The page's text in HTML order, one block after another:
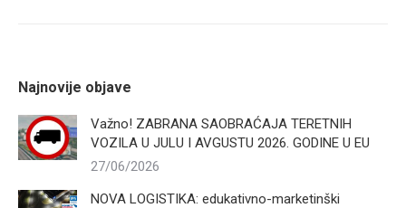
Najnovije objave
Važno! ZABRANA SAOBRAĆAJA TERETNIH
VOZILA U JULU I AVGUSTU 2026. GODINE U EU
27/06/2026
NOVA LOGISTIKA: edukativno-marketinški